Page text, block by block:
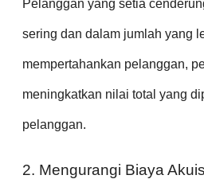
Pelanggan yang setia
sering dan dalam jumlah yang
mempertahankan pelanggan,
meningkatkan nilai total yang
pelanggan.
2. Mengurangi Biaya